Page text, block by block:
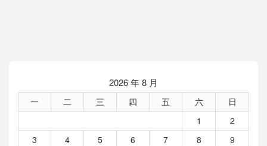
2026 年 8 月
一 二 三 四 五 六
日
1
2
3
4 5 6 7 8
9